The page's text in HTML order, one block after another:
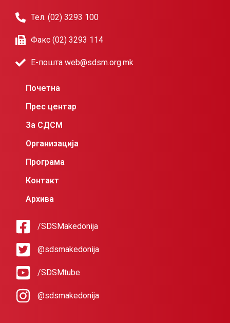
Тел. (02) 3293 100
Факс (02) 3293 114
Е-пошта web@sdsm.org.mk
Почетна
Прес центар
За СДСМ
Организација
Програма
Контакт
Архива
/SDSMakedonija
@sdsmakedonija
/SDSMtube
@sdsmakedonija